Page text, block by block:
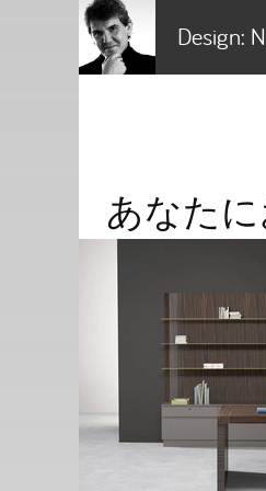
Design:
あなた